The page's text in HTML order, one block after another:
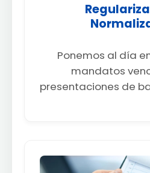
Ponemos al día
mandatos
presentaciones de